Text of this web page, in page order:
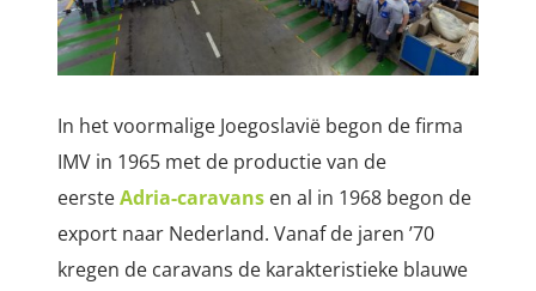
In het voormalige Joegoslavië begon de firma
IMV in 1965 met de productie van de
eersteAdria-caravans en al in 1968 begon de
export naar Nederland. Vanaf de jaren ’70
kregen de caravans de karakteristieke blauwe